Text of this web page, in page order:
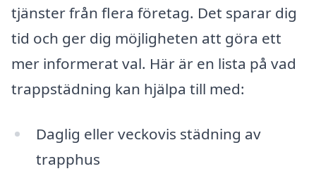
tjänster från flera företag. Det sparar dig
tid och ger dig möjligheten att göra ett
mer informerat val. Här är en lista på vad
trappstädning kan hjälpa till med:
Daglig eller veckovis städning av
trapphus